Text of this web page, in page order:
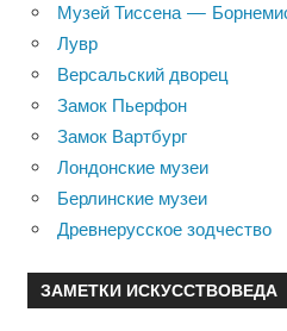
Музей Тиссена —
Лувр
Версальский дворец
Замок Пьерфон
Замок Вартбург
Лондонские музеи
Берлинские музеи
Древнерусское зодчество
ЗАМЕТКИ ИСКУССТВОВЕДА